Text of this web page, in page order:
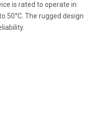
is rated to operate in
50°C. The rugged design